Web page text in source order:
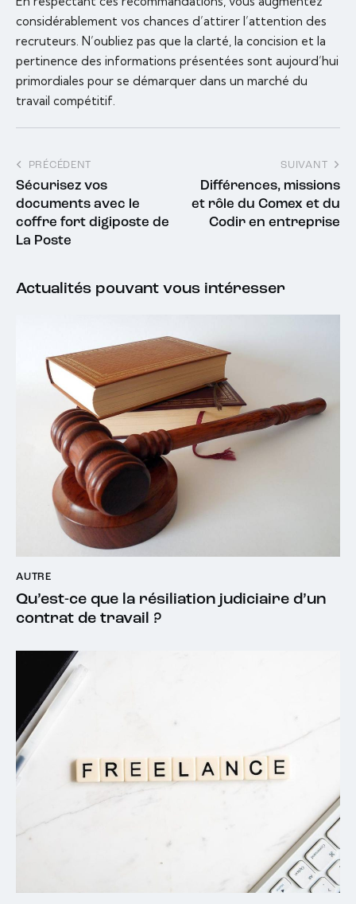
considérablement vos chances d’attirer l’attention des
recruteurs. N’oubliez pas que la clarté, la concision et la
pertinence des informations présentées sont aujourd’hui
primordiales pour se démarquer dans un marché du
travail compétitif.
PRÉCÉDENT
Sécurisez vos
documents avec le
coffre fort digiposte de
La Poste
SUIVANT
Différences, missions
et rôle du Comex et du
Codir en entreprise
Actualités pouvant vous intéresser
AUTRE
Qu’est-ce que la résiliation judiciaire d’un
contrat de travail ?